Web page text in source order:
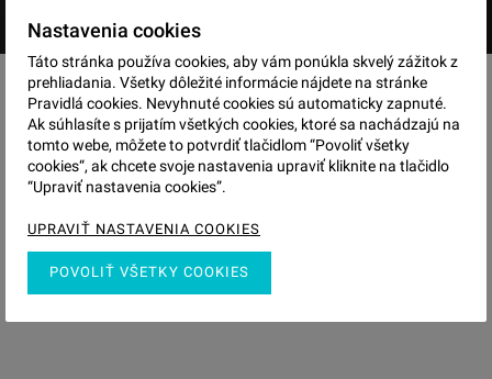
+421 948 863 836
seman@visualreal.sk
MAKLÉR MÁ 55 PONÚK
Nastavenia cookies
Táto stránka používa cookies, aby vám ponúkla skvelý zážitok z
prehliadania. Všetky dôležité informácie nájdete na stránke
Pravidlá cookies. Nevyhnuté cookies sú automaticky zapnuté.
Ak súhlasíte s prijatím všetkých cookies, ktoré sa nachádzajú na
tomto webe, môžete to potvrdiť tlačidlom “Povoliť všetky
cookies“, ak chcete svoje nastavenia upraviť kliknite na tlačidlo
“Upraviť nastavenia cookies”.
UPRAVIŤ NASTAVENIA COOKIES
POVOLIŤ VŠETKY COOKIES